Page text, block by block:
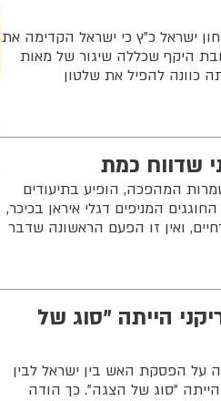
ישראל כ"ץ כי ישראל הקדימה את
היקף שכללה שיגור של מאות
כוונה להפיל את שלטון
שדווח כמת
המהפכה, הופיע בתיעודים
המניפים דגלי איראן בכיכר,
ואין זו הפעם הראשונה שדבר
הייתה "סוג של
על הפסקת האש בין ישראל לבין
"סוג של הצגה". כך הודה